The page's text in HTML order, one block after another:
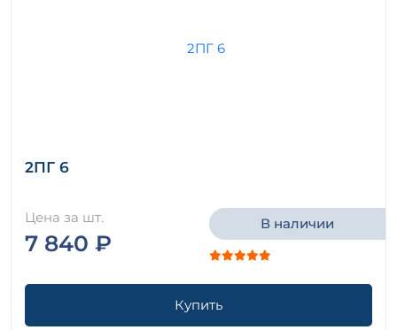
2ПГ 6
Цена за шт.
7 840 ₽
В наличии
Купить